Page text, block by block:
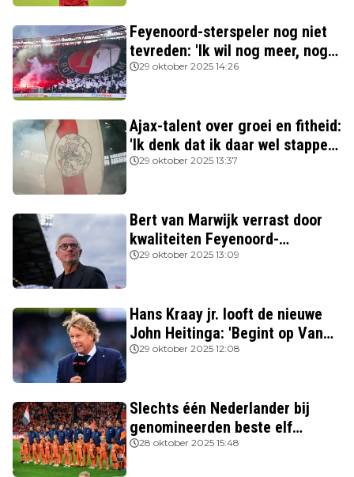
Feyenoord-sterspeler nog niet
tevreden: 'Ik wil nog meer, nog
beter spelen'
29 oktober 2025 14:26
Ajax-talent over groei en fitheid:
'Ik denk dat ik daar wel stappen
in heb gezet'
29 oktober 2025 13:37
Bert van Marwijk verrast door
kwaliteiten Feyenoord-
aanvoerder: 'Niemand zag
29 oktober 2025 13:09
Hans Kraay jr. looft de nieuwe
John Heitinga: 'Begint op Van
Gaal te lijken'
29 oktober 2025 12:08
Slechts één Nederlander bij
genomineerden beste elf
FIFPRO
28 oktober 2025 15:48